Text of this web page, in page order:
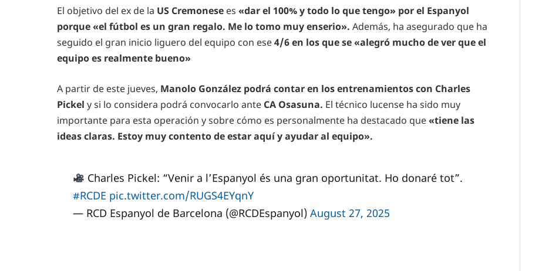
El objetivo del ex de la US Cremonese es «dar el 100% y todo lo que tengo» por el Espanyol
porque «el fútbol es un gran regalo. Me lo tomo muy enserio». Además, ha asegurado que ha
seguido el gran inicio liguero del equipo con ese4/6 en los que se «alegró mucho de ver que el
equipo es realmente bueno»
A partir de este jueves, Manolo González podrá contar en los entrenamientos con Charles
Pickel y si lo considera podrá convocarlo ante CA Osasuna. El técnico lucense ha sido muy
importante para esta operación y sobre cómo es personalmente ha destacado que«tiene las
ideas claras. Estoy muy contento de estar aquí y ayudar al equipo».
Charles Pickel: “Venir a l’Espanyol és una gran oportunitat. Ho donaré tot”.
#RCDE pic.twitter.com/RUGS4EYqnY
— RCD Espanyol de Barcelona (@RCDEspanyol) August 27, 2025